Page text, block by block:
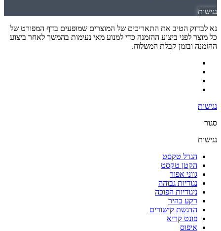
נגישות
נא לבדוק הטיב את התאריכים של המוצרים שמופעים בדף המפורט של
כל מוצר לפני ביצוע ההזמנה כדי למנוע מאי נעימות בהמשך לאחר ביצוע
ההזמנה ובזמן קבלת המשלוח.
נגישות
סגור
נגישות
הגדל טקסט
הקטן טקסט
גווני אפור
נגודיות גבוהה
ניגודיות הפוכה
רקע בהיר
הדגשת קישורים
פונט קריא
איפוס